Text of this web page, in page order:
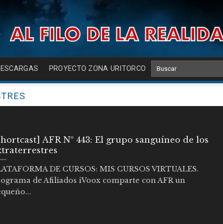
PROYECTO ZONA URITORCO
AFR Nº 443: El grupo sanguíneo de los
DE CURSOS: MIS CURSOS VIRTUALES.
de Afiliados iVoox comparte con AFR un